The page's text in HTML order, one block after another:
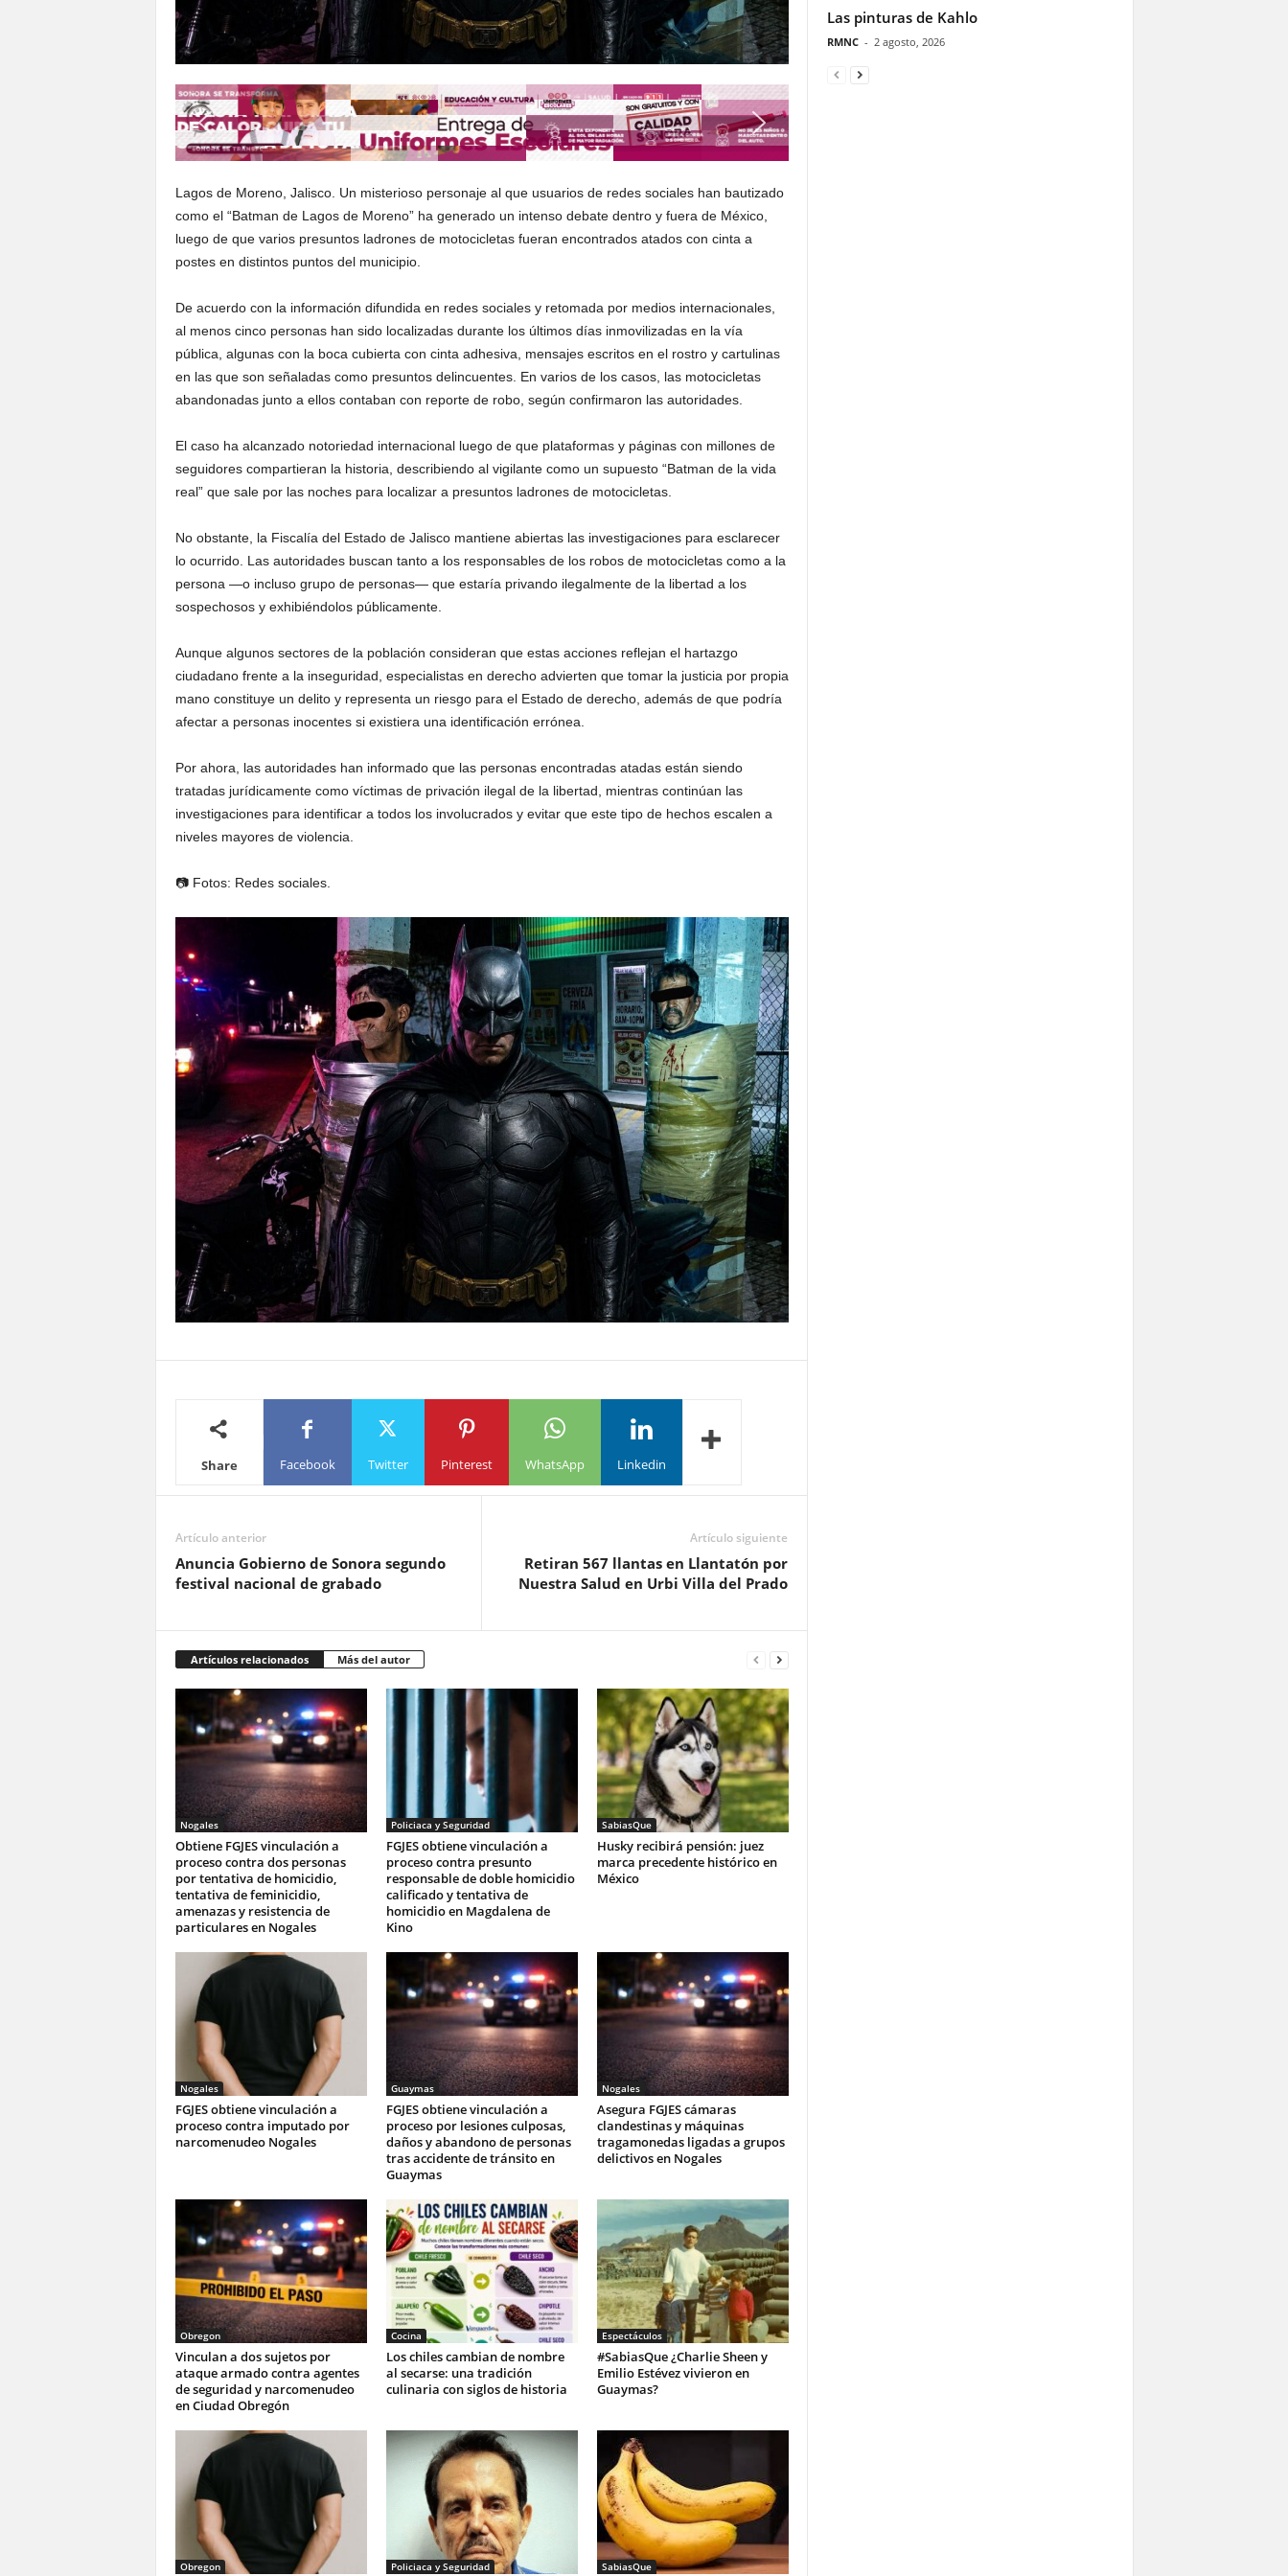
Lagos de Moreno, Jalisco. Un misterioso personaje al que usuarios de redes sociales han bautizado
como el “Batman de Lagos de Moreno” ha generado un intenso debate dentro y fuera de México,
luego de que varios presuntos ladrones de motocicletas fueran encontrados atados con cinta a
postes en distintos puntos del municipio.
De acuerdo con la información difundida en redes sociales y retomada por medios internacionales,
al menos cinco personas han sido localizadas durante los últimos días inmovilizadas en la vía
pública, algunas con la boca cubierta con cinta adhesiva, mensajes escritos en el rostro y cartulinas
en las que son señaladas como presuntos delincuentes. En varios de los casos, las motocicletas
abandonadas junto a ellos contaban con reporte de robo, según confirmaron las autoridades.
El caso ha alcanzado notoriedad internacional luego de que plataformas y páginas con millones de
seguidores compartieran la historia, describiendo al vigilante como un supuesto “Batman de la vida
real” que sale por las noches para localizar a presuntos ladrones de motocicletas.
No obstante, la Fiscalía del Estado de Jalisco mantiene abiertas las investigaciones para esclarecer
lo ocurrido. Las autoridades buscan tanto a los responsables de los robos de motocicletas como a la
persona —o incluso grupo de personas— que estaría privando ilegalmente de la libertad a los
sospechosos y exhibiéndolos públicamente.
Aunque algunos sectores de la población consideran que estas acciones reflejan el hartazgo
ciudadano frente a la inseguridad, especialistas en derecho advierten que tomar la justicia por propia
mano constituye un delito y representa un riesgo para el Estado de derecho, además de que podría
afectar a personas inocentes si existiera una identificación errónea.
Por ahora, las autoridades han informado que las personas encontradas atadas están siendo
tratadas jurídicamente como víctimas de privación ilegal de la libertad, mientras continúan las
investigaciones para identificar a todos los involucrados y evitar que este tipo de hechos escalen a
niveles mayores de violencia.
📷 Fotos: Redes sociales.
Share Facebook Twitter Pinterest WhatsApp Linkedin
Artículo anterior
Anuncia Gobierno de Sonora segundo
festival nacional de grabado
Artículo siguiente
Retiran 567 llantas en Llantatón por
Nuestra Salud en Urbi Villa del Prado
Artículos relacionados Más del autor
Nogales
Obtiene FGJES vinculación a
proceso contra dos personas
por tentativa de homicidio,
tentativa de feminicidio,
amenazas y resistencia de
particulares en Nogales
Policiaca y Seguridad
FGJES obtiene vinculación a
proceso contra presunto
responsable de doble homicidio
calificado y tentativa de
homicidio en Magdalena de
Kino
SabiasQue
Husky recibirá pensión: juez
marca precedente histórico en
México
Nogales
FGJES obtiene vinculación a
proceso contra imputado por
narcomenudeo Nogales
Guaymas
FGJES obtiene vinculación a
proceso por lesiones culposas,
daños y abandono de personas
tras accidente de tránsito en
Guaymas
Nogales
Asegura FGJES cámaras
clandestinas y máquinas
tragamonedas ligadas a grupos
delictivos en Nogales
Obregon
Vinculan a dos sujetos por
ataque armado contra agentes
de seguridad y narcomenudeo
en Ciudad Obregón
Cocina
Los chiles cambian de nombre
al secarse: una tradición
culinaria con siglos de historia
Espectáculos
#SabiasQue ¿Charlie Sheen y
Emilio Estévez vivieron en
Guaymas?
Obregon Policiaca y Seguridad SabiasQue
Las pinturas de Kahlo
RMNC - 2 agosto, 2026